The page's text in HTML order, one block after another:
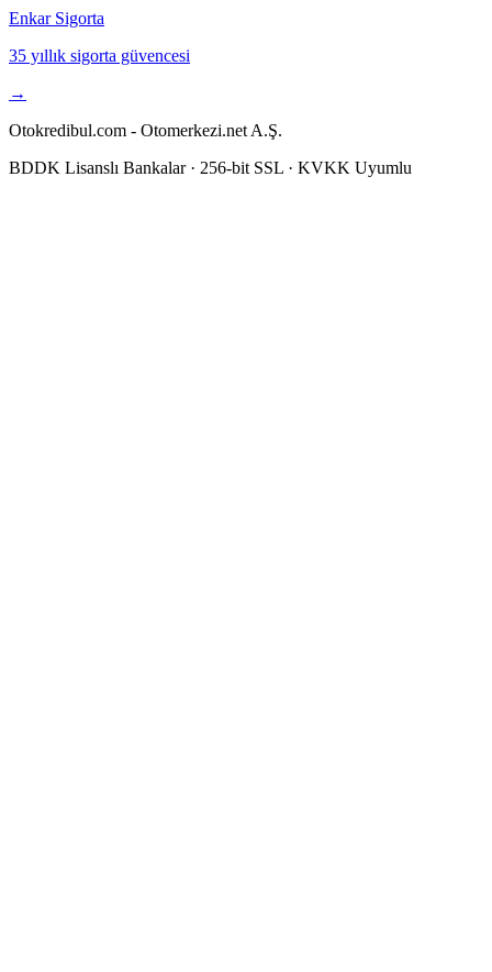
Enkar Sigorta
35 yıllık sigorta güvencesi
→
Otokredibul.com - Otomerkezi.net A.Ş.
BDDK Lisanslı Bankalar · 256-bit SSL · KVKK Uyumlu